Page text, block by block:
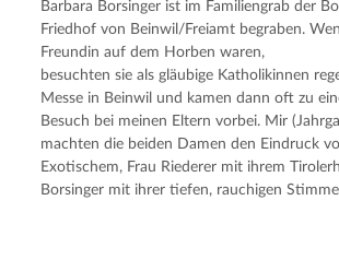
Barbara Borsinger ist im Familiengrab der
Friedhof von Beinwil/Freiamt begraben.
Freundin auf dem Horben waren,
besuchten sie als gläubige Katholikinnen
Messe in Beinwil und kamen dann oft zu
Besuch bei meinen Eltern vorbei. Mir
machten die beiden Damen den Eindruck
Exotischem, Frau Riederer mit ihrem
Borsinger mit ihrer tiefen, rauchigen